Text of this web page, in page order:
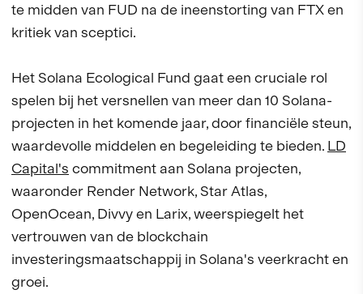
te midden van FUD na de ineenstorting van FTX en
kritiek van sceptici.
Het Solana Ecological Fund gaat een cruciale rol
spelen bij het versnellen van meer dan 10 Solana-
projecten in het komende jaar, door financiële steun,
waardevolle middelen en begeleiding te bieden. LD
Capital's commitment aan Solana projecten,
waaronder Render Network, Star Atlas,
OpenOcean, Divvy en Larix, weerspiegelt het
vertrouwen van de blockchain
investeringsmaatschappij in Solana's veerkracht en
groei.